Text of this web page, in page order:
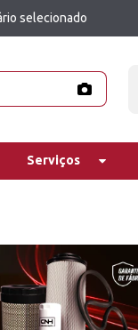
selecionado
Serviços